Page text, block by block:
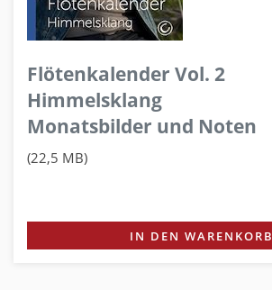
Flötenkalender Vol. 2
Himmelsklang
Monatsbilder und Noten
(22,5 MB)
IN DEN WARENKORB